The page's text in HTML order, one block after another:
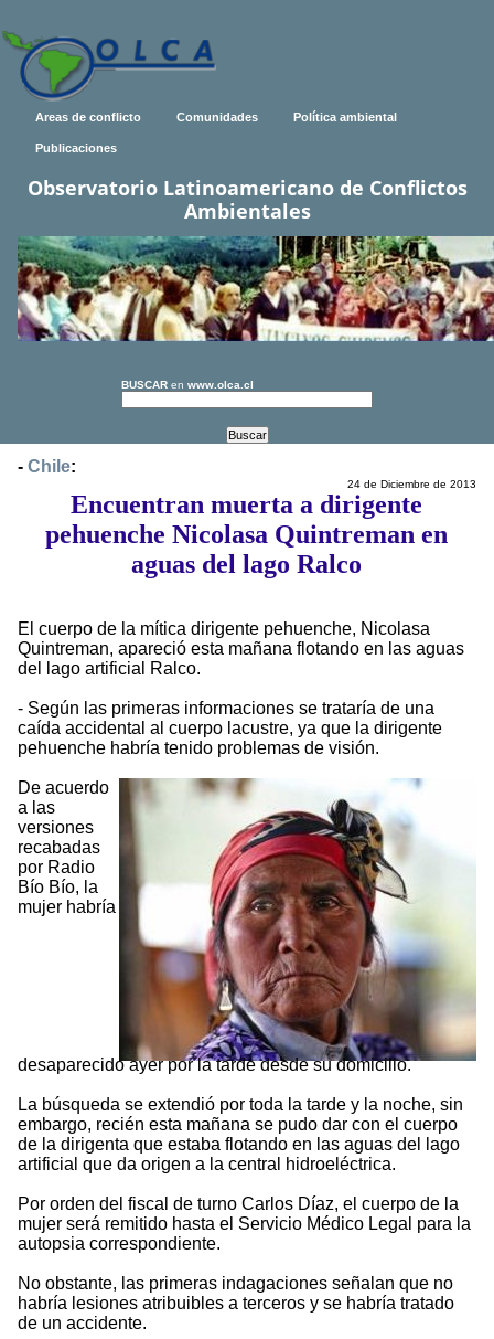
Areas de conflicto Comunidades Política ambiental
Publicaciones
Observatorio Latinoamericano de Conflictos
Ambientales
BUSCAR en www.olca.cl
- Chile:
24 de Diciembre de 2013
Encuentran muerta a dirigente
pehuenche Nicolasa Quintreman en
aguas del lago Ralco
El cuerpo de la mítica dirigente pehuenche, Nicolasa
Quintreman, apareció esta mañana flotando en las aguas
del lago artificial Ralco.
- Según las primeras informaciones se trataría de una
caída accidental al cuerpo lacustre, ya que la dirigente
pehuenche habría tenido problemas de visión.
De acuerdo
a las
versiones
recabadas
por Radio
Bío Bío, la
mujer habría
desaparecido ayer por la tarde desde su domicilio.
La búsqueda se extendió por toda la tarde y la noche, sin
embargo, recién esta mañana se pudo dar con el cuerpo
de la dirigenta que estaba flotando en las aguas del lago
artificial que da origen a la central hidroeléctrica.
Por orden del fiscal de turno Carlos Díaz, el cuerpo de la
mujer será remitido hasta el Servicio Médico Legal para la
autopsia correspondiente.
No obstante, las primeras indagaciones señalan que no
habría lesiones atribuibles a terceros y se habría tratado
de un accidente.